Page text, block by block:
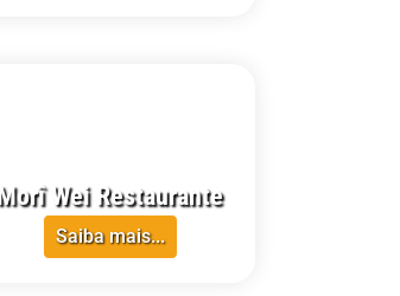
Morî Wei Restaurante
Saiba mais...